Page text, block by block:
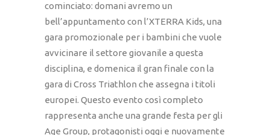
cominciato: domani avremo un
bell’appuntamento con l’XTERRA Kids, una
gara promozionale per i bambini che vuole
avvicinare il settore giovanile a questa
disciplina, e domenica il gran finale con la
gara di Cross Triathlon che assegna i titoli
europei. Questo evento così completo
rappresenta anche una grande festa per gli
Age Group, protagonisti oggi e nuovamente